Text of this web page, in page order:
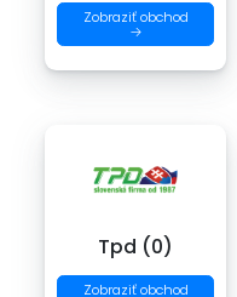
Zobraziť obchod
→
Tpd (0)
Zobraziť obchod